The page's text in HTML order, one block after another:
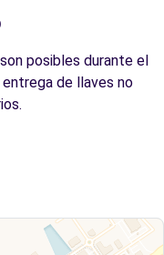
posibles durante el
de llaves no